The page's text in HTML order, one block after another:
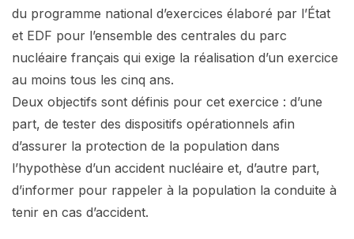
du programme national d’exercices élaboré par l’État
et EDF pour l’ensemble des centrales du parc
nucléaire français qui exige la réalisation d’un exercice
au moins tous les cinq ans.
Deux objectifs sont définis pour cet exercice : d’une
part, de tester des dispositifs opérationnels afin
d’assurer la protection de la population dans
l’hypothèse d’un accident nucléaire et, d’autre part,
d’informer pour rappeler à la population la conduite à
tenir en cas d’accident.